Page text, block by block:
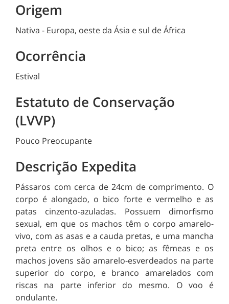
Origem
Nativa - Europa, oeste da Ásia e sul de África
Ocorrência
Estival
Estatuto de Conservação
(LVVP)
Pouco Preocupante
Descrição Expedita
Pássaros com cerca de 24cm de comprimento. O
corpo é alongado, o bico forte e vermelho e as
patas cinzento-azuladas. Possuem dimorfismo
sexual, em que os machos têm o corpo amarelo-
vivo, com as asas e a cauda pretas, e uma mancha
preta entre os olhos e o bico; as fêmeas e os
machos jovens são amarelo-esverdeados na parte
superior do corpo, e branco amarelados com
riscas na parte inferior do mesmo. O voo é
ondulante.